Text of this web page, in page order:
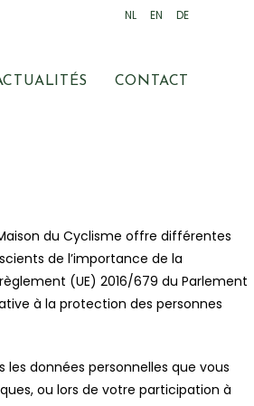
NL EN DE
CONTACT
du Cyclisme offre différentes
de l’importance de la
(UE) 2016/679 du Parlement
à la protection des personnes
données personnelles que vous
ou lors de votre participation à